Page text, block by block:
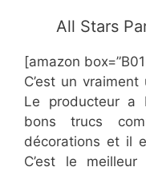
All Stars
[amazon
C’est un
Le producteur a
bons trucs
décorations et il
C’est le